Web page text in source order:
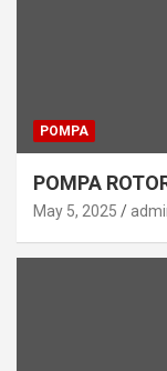
POMPA
POMPA
May 5, 2025